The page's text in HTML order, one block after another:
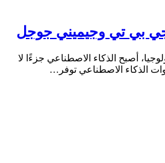
بي تي وجيميني جوجل
أصبح الذكاء الاصطناعي جزءًا لا
الذكاء الاصطناعي توفر…